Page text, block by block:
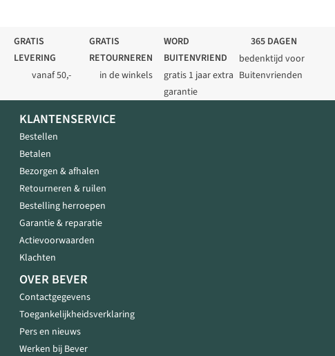
GRATIS
LEVERING
vanaf 50,-
GRATIS
RETOURNEREN
in de winkels
WORD
BUITENVRIEND
gratis 1 jaar extra
garantie
365 DAGEN
bedenktijd voor
Buitenvrienden
KLANTENSERVICE
Bestellen
Betalen
Bezorgen & afhalen
Retourneren & ruilen
Bestelling herroepen
Garantie & reparatie
Actievoorwaarden
Klachten
OVER BEVER
Contactgegevens
Toegankelijkheidsverklaring
Pers en nieuws
Werken bij Bever